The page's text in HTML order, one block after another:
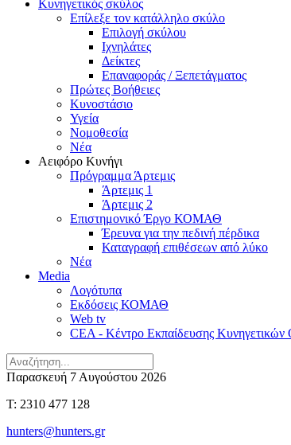
Κυνηγετικός σκύλος
Επίλεξε τον κατάλληλο σκύλο
Επιλογή σκύλου
Ιχνηλάτες
Δείκτες
Επαναφοράς / Ξεπετάγματος
Πρώτες Βοήθειες
Κυνοστάσιο
Υγεία
Νομοθεσία
Νέα
Αειφόρο Κυνήγι
Πρόγραμμα Άρτεμις
Άρτεμις 1
Άρτεμις 2
Επιστημονικό Έργο ΚΟΜΑΘ
Έρευνα για την πεδινή πέρδικα
Καταγραφή επιθέσεων από λύκο
Νέα
Media
Λογότυπα
Εκδόσεις ΚΟΜΑΘ
Web tv
CEA - Κέντρο Εκπαίδευσης
Παρασκευή 7 Αυγούστου 2026
T: 2310 477 128
hunters@hunters.gr